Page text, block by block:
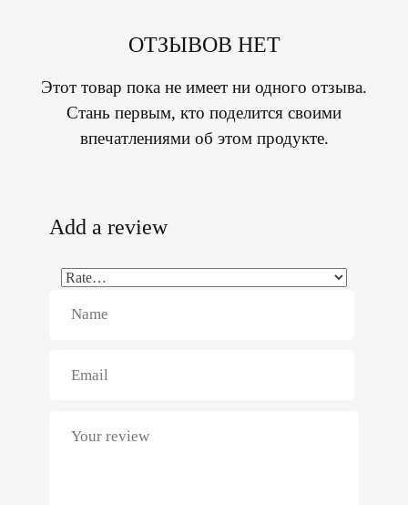
ОТЗЫВОВ НЕТ
Этот товар пока не имеет ни одного отзыва.
Стань первым, кто поделится своими
впечатлениями об этом продукте.
Add a review